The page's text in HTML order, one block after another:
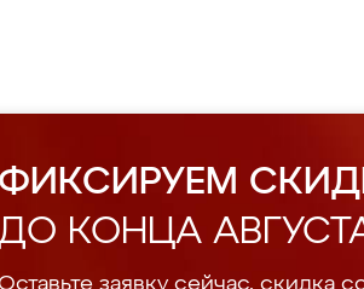
ФИКСИРУЕМ
КОНЦА
заявку сейчас, скидка